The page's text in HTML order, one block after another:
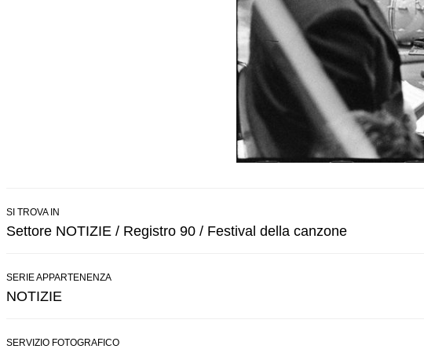
SI TROVA IN
Settore NOTIZIE / Registro 90 / Festival della canzone
SERIE APPARTENENZA
NOTIZIE
SERVIZIO FOTOGRAFICO